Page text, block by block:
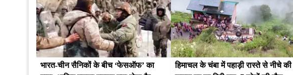
भारत-चीन सैनिकों के बीच ‘फेसऑफ’ का
हिमाचल के चंबा में पहाड़ी रास्ते से नीचे की